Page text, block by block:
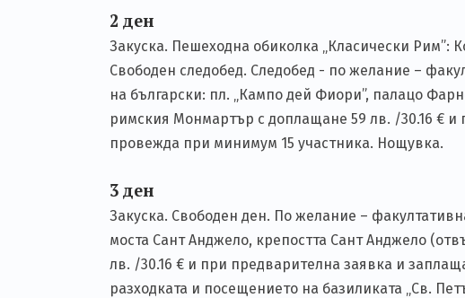
2 ден
Закуска. Пешеходна обиколка „Класически
Свободен следобед. Следобед - по желание –
на български: пл. „Кампо дей Фиори”, палацо
римския Монмартър с доплащане 59 лв. /30.16 € и
провежда при минимум 15 участника. Нощувка.
3 ден
Закуска. Свободен ден. По желание –
моста Сант Анджело, крепостта Сант Анджело
лв. /30.16 € и при предварителна заявка и
разходката и посещението на базиликата „Св.